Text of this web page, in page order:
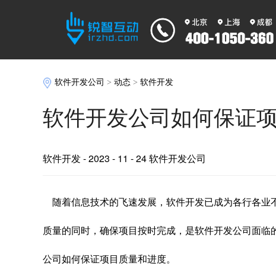
软件开发公司 >动态 >软件开发
软件开发公司如何保证
软件开发- 2023 - 11 - 24 软件开发公司
随着信息技术的飞速发展，软件开发已成为各行各业
质量的同时，确保项目按时完成，是软件开发公司面
公司如何保证项目质量和进度。